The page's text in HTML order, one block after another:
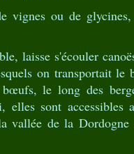
vignes ou de
laisse s'écouler
on transportait
le long des
elles sont
vallée de la